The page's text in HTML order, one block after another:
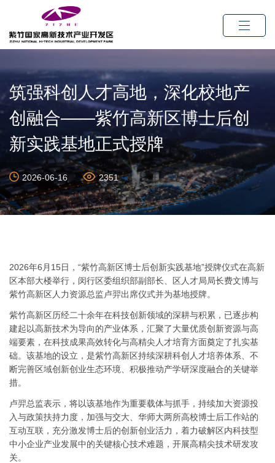
筑强科创人才高地，深化校地产
创融合——紫竹高新区博士后创
新实践基地正式授牌
2026-06-16 2351
2026年6月15日，“紫竹高新区博士后创新实践基地”授牌仪式在高新
区本部大楼举行，闵行区委组织部副部长、区人才局局长费文博与
紫竹高新区人力资源总监卢羿出席仪式并为基地授牌。
紫竹高新区历经二十余年在科技创新领域的深耕与积累，已逐步构
建起以高新技术为导向的产业体系，汇聚了大量优质创新资源与高
端要素，在科技成果高效转化与高精尖人才培育方面奠定了扎实基
础。该基地的设立，是紫竹高新区持续深耕科创人才培养体系、不
断完善区域创新创业生态环境、积极推动产学研深度融合的关键举
措。
卢羿总监表示，将以该基地作为重要载体与抓手，持续加大资源投
入与政策扶持力度，加强与交大、华师大两所高校博士后工作站的
互动互联，充分激发博士后的创新创业活力，着力破解区内科技型
中小企业产业发展中的关键核心技术难题，开展高精尖技术研发攻
关。